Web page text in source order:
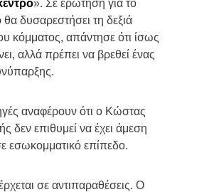
». Σε ερώτηση για το
δυσαρεστήσει τη δεξιά
κόμματος, απάντησε ότι ίσως
αλλά πρέπει να βρεθεί ένας
αναφέρουν ότι ο Κώστας
δεν επιθυμεί να έχει άμεση
εσωκομματικό επίπεδο.
σε αντιπαραθέσεις. Ο